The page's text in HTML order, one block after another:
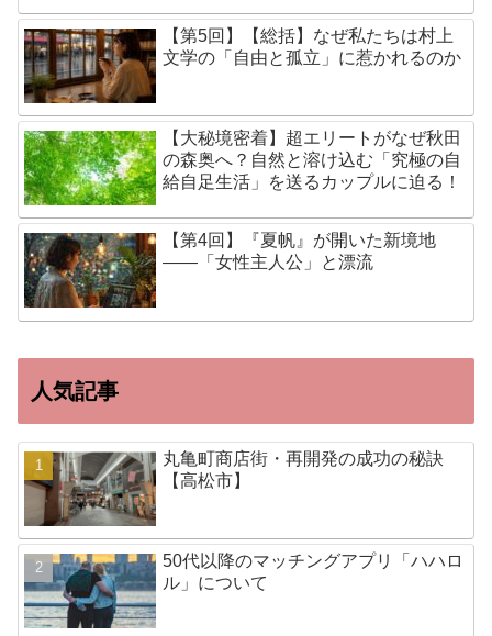
【第5回】【総括】なぜ私たちは村上
文学の「自由と孤立」に惹かれるのか
【大秘境密着】超エリートがなぜ秋田
の森奥へ？自然と溶け込む「究極の自
給自足生活」を送るカップルに迫る！
【第4回】『夏帆』が開いた新境地
——「女性主人公」と漂流
人気記事
丸亀町商店街・再開発の成功の秘訣
【高松市】
50代以降のマッチングアプリ「ハハロ
ル」について